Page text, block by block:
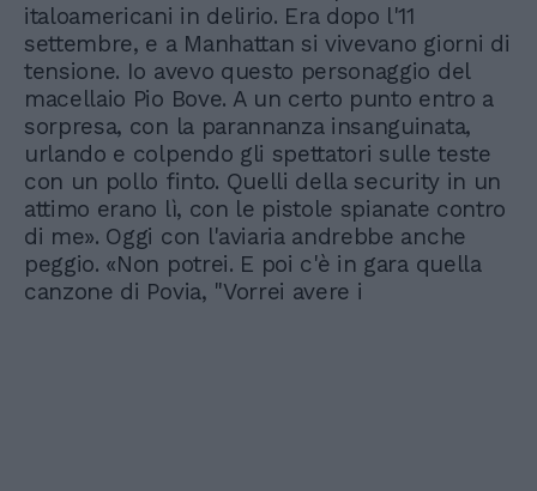
italoamericani in delirio. Era dopo l'11
settembre, e a Manhattan si vivevano giorni di
tensione. Io avevo questo personaggio del
macellaio Pio Bove. A un certo punto entro a
sorpresa, con la parannanza insanguinata,
urlando e colpendo gli spettatori sulle teste
con un pollo finto. Quelli della security in un
attimo erano lì, con le pistole spianate contro
di me». Oggi con l'aviaria andrebbe anche
peggio. «Non potrei. E poi c'è in gara quella
canzone di Povia, "Vorrei avere i